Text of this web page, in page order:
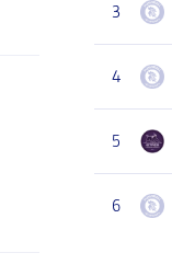
3
4
5
6